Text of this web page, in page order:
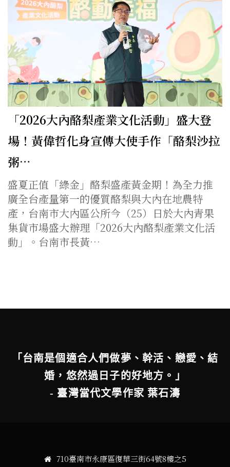
「2026大內酪梨產業文化活動」盛大登
場！黃偉哲化身宣傳大使手作「酪梨沙拉
粥…
盛夏正值「綠金」酪梨盛產黃金期！為全力推
廣全台產量第一的優質酪梨與大內在地農特
產，台南市大內區公所今（25）日於大內青果
集貨市場盛大辦理「2026大內酪梨產業文化活
動」。台南市長黃…
「台南是個適合人們做夢、幹活、戀愛、結
婚，悠然過日子的好地方。」
- 臺灣當代文學作家 葉石濤
710臺南市永康區復華三街64號8樓之5